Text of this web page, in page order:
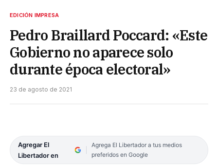
EDICIÓN IMPRESA
Pedro Braillard Poccard: «Este
Gobierno no aparece solo
durante época electoral»
23 de agosto de 2021
Agregar El
Libertador en
Agrega El Libertador a tus medios
preferidos en Google